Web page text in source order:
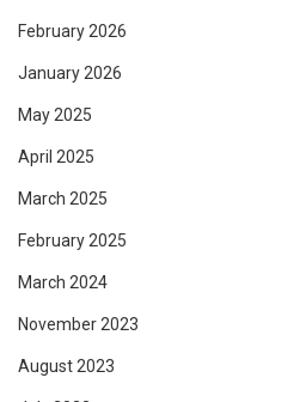
February 2026
January 2026
May 2025
April 2025
March 2025
February 2025
March 2024
November 2023
August 2023